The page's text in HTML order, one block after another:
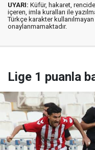
UYARI: Küfür, hakaret,
içeren, imla kuralları ile
Türkçe karakter
onaylanmamaktadır.
Lige 1 puanla